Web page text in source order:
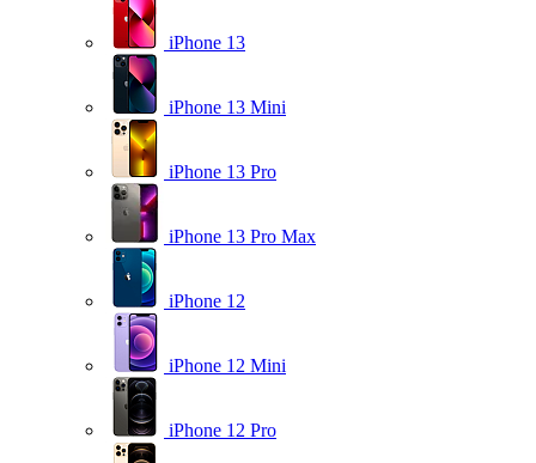
iPhone 13
iPhone 13 Mini
iPhone 13 Pro
iPhone 13 Pro Max
iPhone 12
iPhone 12 Mini
iPhone 12 Pro